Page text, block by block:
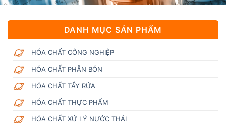
DANH MỤC SẢN PHẨM
HÓA CHẤT CÔNG NGHIỆP
HÓA CHẤT PHÂN BÓN
HÓA CHẤT TẨY RỬA
HÓA CHẤT THỰC PHẨM
HÓA CHẤT XỬ LÝ NƯỚC THẢI